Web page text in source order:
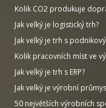
Kolik CO2 produkuje
Jak velký je logistický trh?
Jak velký je trh s
Kolik pracovních míst ve
Jak velký je trh s ERP?
Jak velký je výrobní
50 největších výrobních